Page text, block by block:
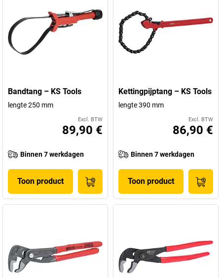
Bandtang – KS Tools
lengte 250 mm
Excl. BTW
89,90 €
Binnen 7 werkdagen
Toon product
Kettingpijptang – KS Tools
lengte 390 mm
Excl. BTW
86,90 €
Binnen 7 werkdagen
Toon product